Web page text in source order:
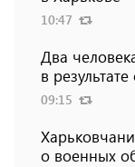
10:47
Два
в
09:15
о военных